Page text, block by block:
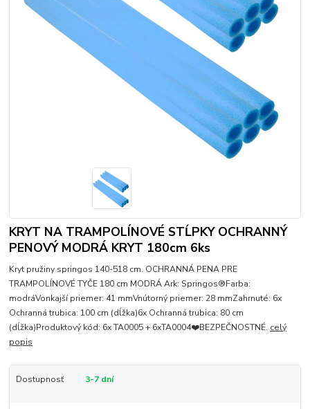
KRYT NA TRAMPOLÍNOVÉ STĹPKY OCHRANNÝ
PENOVÝ MODRÁ KRYT 180cm 6ks
Kryt pružiny springos 140-518 cm. OCHRANNÁ PENA PRE
TRAMPOLÍNOVÉ TYČE 180 cm MODRÁ Ark: Springos®Farba:
modráVonkajší priemer: 41 mmVnútorný priemer: 28 mmZahrnuté: 6x
Ochranná trubica: 100 cm (dĺžka)6x Ochranná trubica: 80 cm
(dĺžka)Produktový kód: 6x TA0005 + 6xTA0004❤️BEZPEČNOSTNÉ. celý
popis
Dostupnosť 3-7 dní